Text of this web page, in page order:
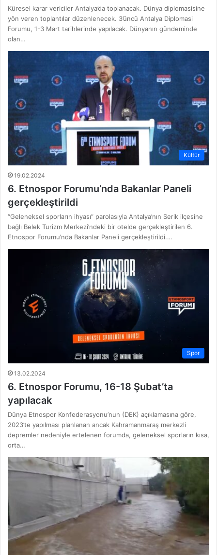
Küresel karar vericiler Antalya’da toplanacak. Dünya diplomasisine
yön veren toplantılar düzenlenecek. 3’üncü Antalya Diplomasi
Forumu, 1-3 Mart tarihlerinde yapılacak. Dünyanın gündeminde
olan…
Kültür
19.02.2024
6. Etnospor Forumu’nda Bakanlar Paneli
gerçekleştirildi
“Geleneksel sporların ihyası” parolasıyla Antalya’nın Serik ilçesine
bağlı Belek Turizm Merkezi’ndeki bir otelde gerçekleştirilen 6.
Etnospor Forumu’nda Bakanlar Paneli gerçekleştirildi.…
Spor
13.02.2024
6. Etnospor Forumu, 16-18 Şubat’ta
yapılacak
Dünya Etnospor Konfederasyonu’nun (DEK) açıklamasına göre,
2023’te yapılması planlanan ancak Kahramanmaraş merkezli
depremler nedeniyle ertelenen forumda, geleneksel sporların kısa,
orta…